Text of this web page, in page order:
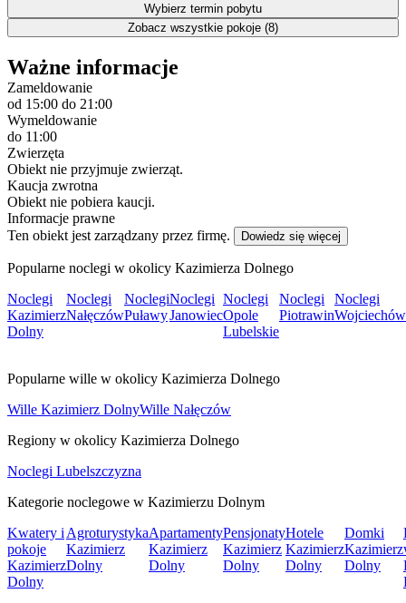
Wybierz termin pobytu
Zobacz wszystkie pokoje (8)
Ważne informacje
Zameldowanie
od 15:00 do 21:00
Wymeldowanie
do 11:00
Zwierzęta
Obiekt nie przyjmuje zwierząt.
Kaucja zwrotna
Obiekt nie pobiera kaucji.
Informacje prawne
Ten obiekt jest zarządzany przez firmę.
Dowiedz się więcej
Popularne noclegi w okolicy Kazimierza Dolnego
Noclegi
Kazimierz
Dolny
Noclegi
Nałęczów
Noclegi
Puławy
Noclegi
Janowiec
Noclegi
Opole
Lubelskie
Noclegi
Piotrawin
Noclegi
Wojciechów
Popularne wille w okolicy Kazimierza Dolnego
Wille Kazimierz DolnyWille Nałęczów
Regiony w okolicy Kazimierza Dolnego
Noclegi Lubelszczyzna
Kategorie noclegowe w Kazimierzu Dolnym
Kwatery i
pokoje
Kazimierz
Dolny
Agroturystyka
Kazimierz
Dolny
Apartamenty
Kazimierz
Dolny
Pensjonaty
Kazimierz
Dolny
Hotele
Kazimierz
Dolny
Domki
Kazimierz
Dolny